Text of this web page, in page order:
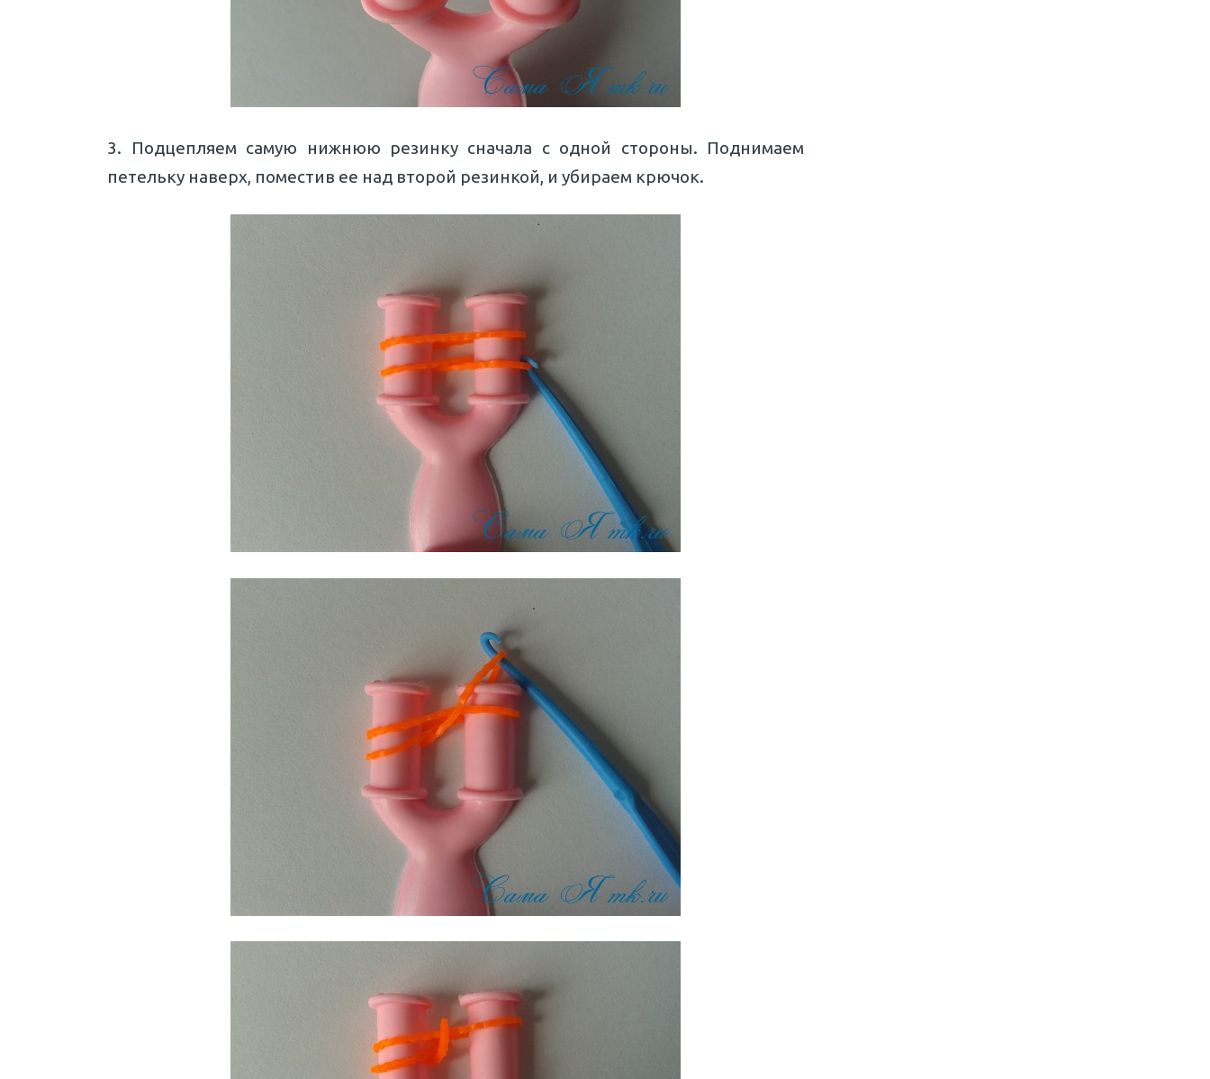
3. Подцепляем самую нижнюю резинку сначала с одной стороны. Поднимаем
петельку наверх, поместив ее над второй резинкой, и убираем крючок.